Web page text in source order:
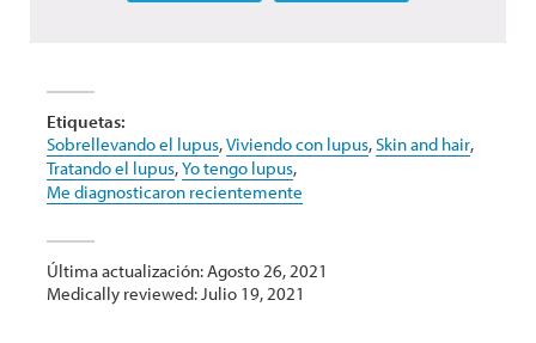
Etiquetas:
Sobrellevando el lupus,Viviendo con lupus,Skin and hair,
Tratando el lupus,Yo tengo lupus,
Me diagnosticaron recientemente
Última actualización: Agosto 26, 2021
Medically reviewed: Julio 19, 2021